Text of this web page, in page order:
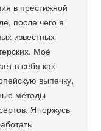
в престижной
после чего я
известных
Моё
в себя как
выпечку,
методы
Я горжусь